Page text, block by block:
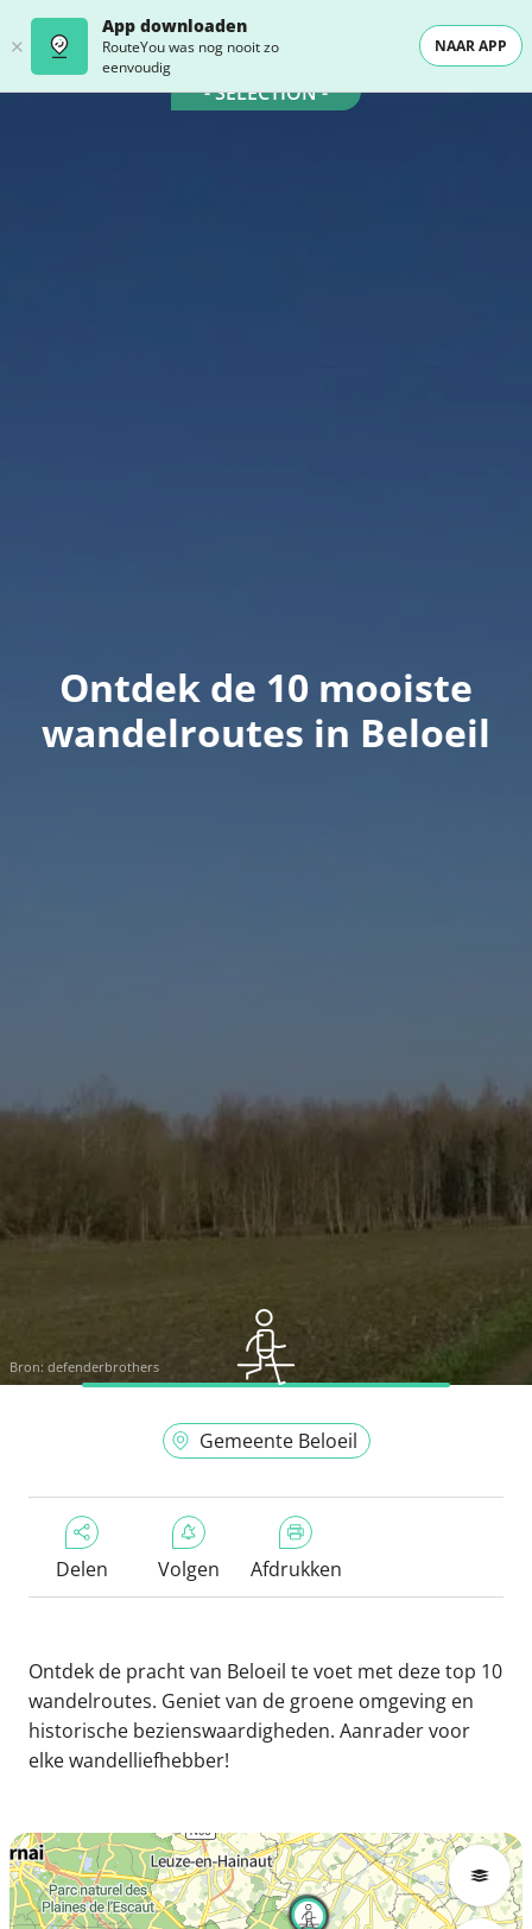
App downloaden
RouteYou was nog nooit zo
eenvoudig
NAAR APP
- SELECTION -
Ontdek de 10 mooiste
wandelroutes in Beloeil
Bron: defenderbrothers
Gemeente Beloeil
Delen Volgen Afdrukken
Ontdek de pracht van Beloeil te voet met deze top 10
wandelroutes. Geniet van de groene omgeving en
historische bezienswaardigheden. Aanrader voor
elke wandelliefhebber!